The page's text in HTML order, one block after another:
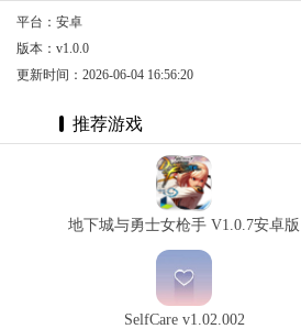
平台：安卓
版本：v1.0.0
更新时间：2026-06-04 16:56:20
推荐游戏
地下城与勇士女枪手 V1.0.7安卓版
SelfCare v1.02.002